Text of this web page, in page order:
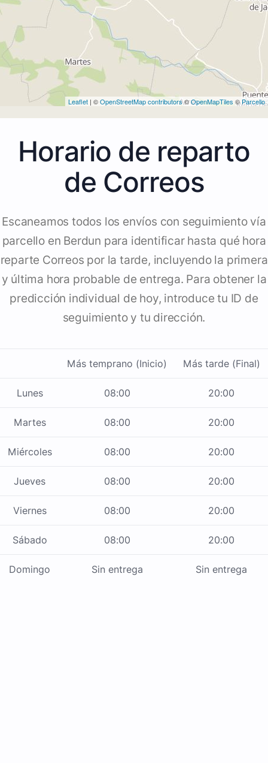
Leaflet | ©OpenStreetMap contributors©OpenMapTiles ©Parcello
Horario de reparto
de Correos
Escaneamos todos los envíos con seguimiento vía
parcello en Berdun para identificar hasta qué hora
reparte Correos por la tarde, incluyendo la primera
y última hora probable de entrega. Para obtener la
predicción individual de hoy, introduce tu ID de
seguimiento y tu dirección.
Más temprano (Inicio) Más tarde (Final)
Lunes 08:00 20:00
Martes 08:00 20:00
Miércoles 08:00 20:00
Jueves 08:00 20:00
Viernes 08:00 20:00
Sábado 08:00 20:00
Domingo Sin entrega Sin entrega